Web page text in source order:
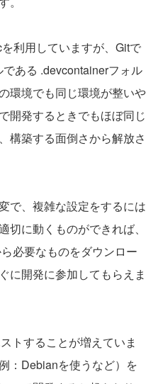
利用していますが、Gitで
ある .devcontainerフォル
環境でも同じ環境が整いや
開発するときでもほぼ同じ
構築する面倒さから解放さ
で、複雑な設定をするには
切に動くものができれば、
必要なものをダウンロー
に開発に参加してもらえま
トすることが増えていま
：Debianを使うなど）を